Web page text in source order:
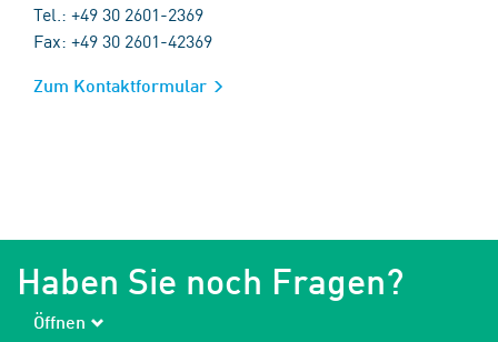
Tel.: +49 30 2601-2369
Fax: +49 30 2601-42369
Zum Kontaktformular
Haben Sie noch Fragen?
Öffnen